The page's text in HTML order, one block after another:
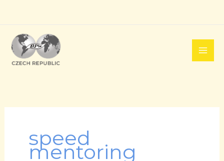
obsah
speed
mentoring